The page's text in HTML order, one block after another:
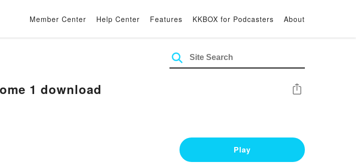
Member Center Help Center Features KKBOX for Podcasters About
1 download Share
Play